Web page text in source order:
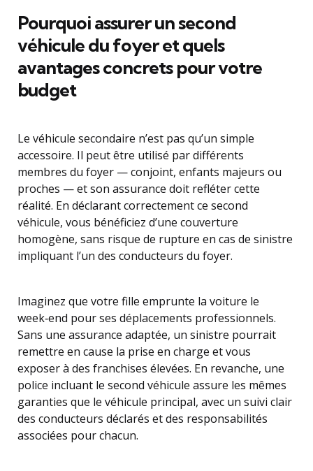
Pourquoi assurer un second
véhicule du foyer et quels
avantages concrets pour votre
budget
Le véhicule secondaire n’est pas qu’un simple
accessoire. Il peut être utilisé par différents
membres du foyer — conjoint, enfants majeurs ou
proches — et son assurance doit refléter cette
réalité. En déclarant correctement ce second
véhicule, vous bénéficiez d’une couverture
homogène, sans risque de rupture en cas de sinistre
impliquant l’un des conducteurs du foyer.
Imaginez que votre fille emprunte la voiture le
week‑end pour ses déplacements professionnels.
Sans une assurance adaptée, un sinistre pourrait
remettre en cause la prise en charge et vous
exposer à des franchises élevées. En revanche, une
police incluant le second véhicule assure les mêmes
garanties que le véhicule principal, avec un suivi clair
des conducteurs déclarés et des responsabilités
associées pour chacun.